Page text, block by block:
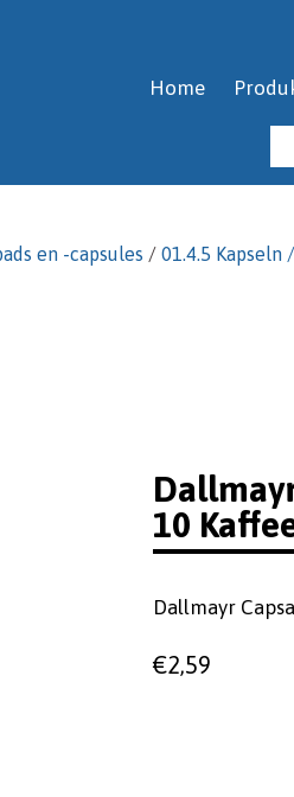
Home
en -capsules /01.4.5 Kapseln
10
Dallmayr
€2,59